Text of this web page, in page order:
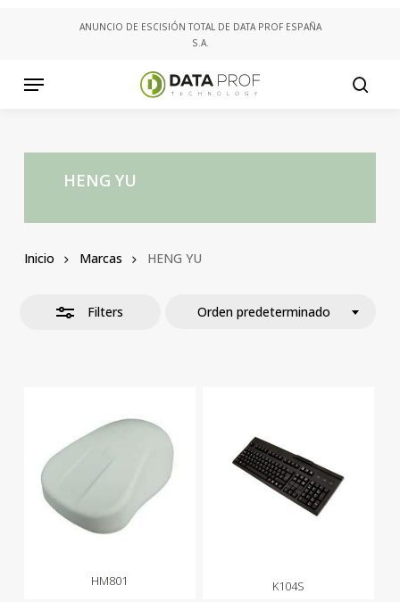
ANUNCIO DE ESCISIÓN TOTAL DE DATA PROF ESPAÑA
S.A.
Menu
HENG YU
Inicio Marcas HENG YU
Filters Orden predeterminado
HM801 K104S